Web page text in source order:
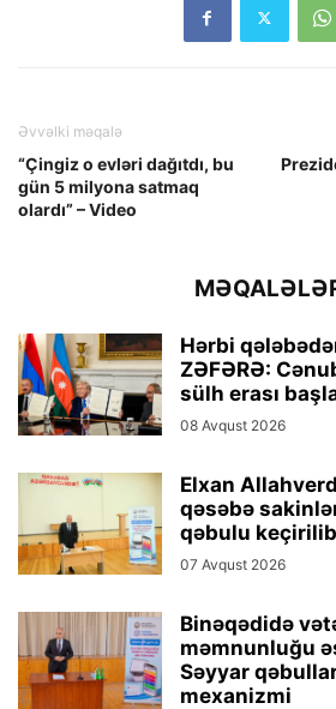
Əvvəlki məqalə
“Çingiz o evləri dağıtdı, bu
gün 5 milyona satmaq
olardı” – Video
Hərbi
ZƏFƏRƏ:
sülh erası
08 Avqust 2026
Elxan
qəsəbə
qəbulu keçirilib
07 Avqust 2026
Binəqədidə
məmnunluğu
Səyyar
mexanizmi